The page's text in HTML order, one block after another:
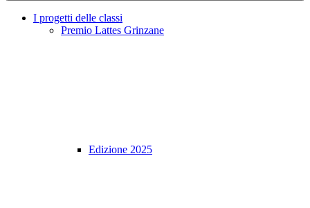
I progetti delle classi
Premio Lattes Grinzane
Edizione 2025